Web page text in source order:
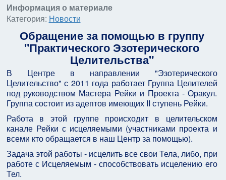
Информация о материале
Категория: Новости
Обращение за помощью в группу
"Практического Эзотерического
Целительства"
В Центре в направлении "Эзотерического
Целительство" с 2011 года работает Группа Целителей
под руководством Мастера Рейки и Проекта - Оракул.
Группа состоит из адептов имеющих II ступень Рейки.
Работа в этой группе происходит в целительском
канале Рейки с исцеляемыми (участниками проекта и
всеми кто обращается в наш Центр за помощью).
Задача этой работы - исцелить все свои Тела, либо, при
работе с Исцеляемым - способствовать исцелению его
Тел.